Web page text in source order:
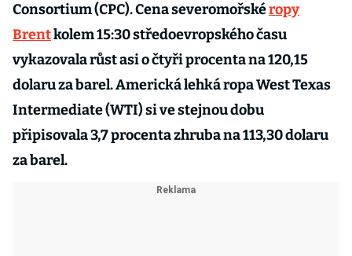
Consortium (CPC). Cena severomořskéropy
Brentkolem 15:30 středoevropského času
vykazovala růst asi o čtyři procenta na 120,15
dolaru za barel. Americká lehká ropa West Texas
Intermediate (WTI) si ve stejnou dobu
připisovala 3,7 procenta zhruba na 113,30 dolaru
za barel.